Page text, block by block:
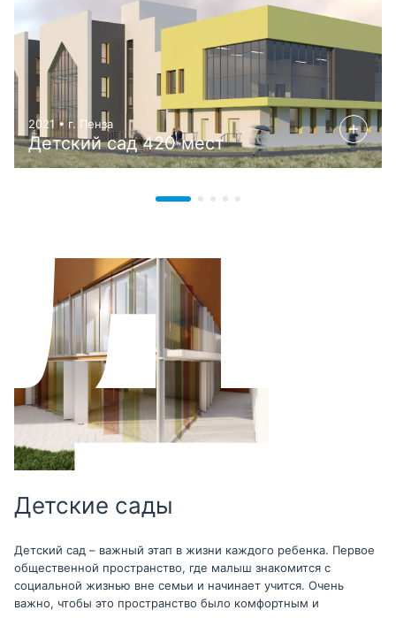
2021 • г. Пенза
Детский сад 420 мест
Детские сады
Детский сад – важный этап в жизни каждого ребенка. Первое
общественной пространство, где малыш знакомится с
социальной жизнью вне семьи и начинает учится. Очень
важно, чтобы это пространство было комфортным и